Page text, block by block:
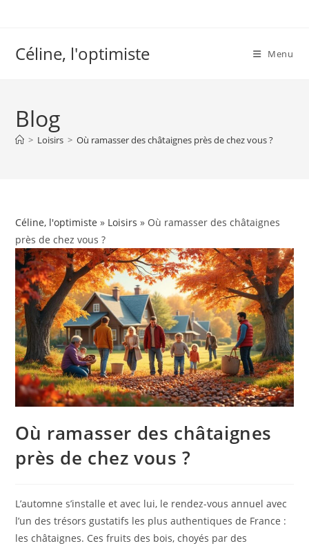
Céline, l'optimiste Menu
Blog
> Loisirs > Où ramasser des châtaignes près de chez vous ?
Céline, l'optimiste » Loisirs » Où ramasser des châtaignes
près de chez vous ?
Où ramasser des châtaignes
près de chez vous ?
L’automne s’installe et avec lui, le rendez-vous annuel avec
l’un des trésors gustatifs les plus authentiques de France :
les châtaignes. Ces fruits des bois, choyés par des